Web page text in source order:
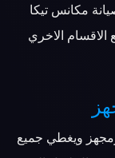
مكانس تيكا
الاخري
ويغطي جميع